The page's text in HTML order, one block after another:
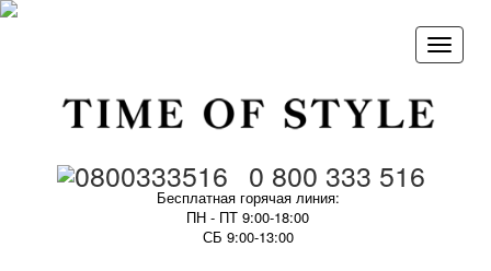
0 800 333 516
Бесплатная горячая линия:
ПН - ПТ 9:00-18:00
СБ 9:00-13:00